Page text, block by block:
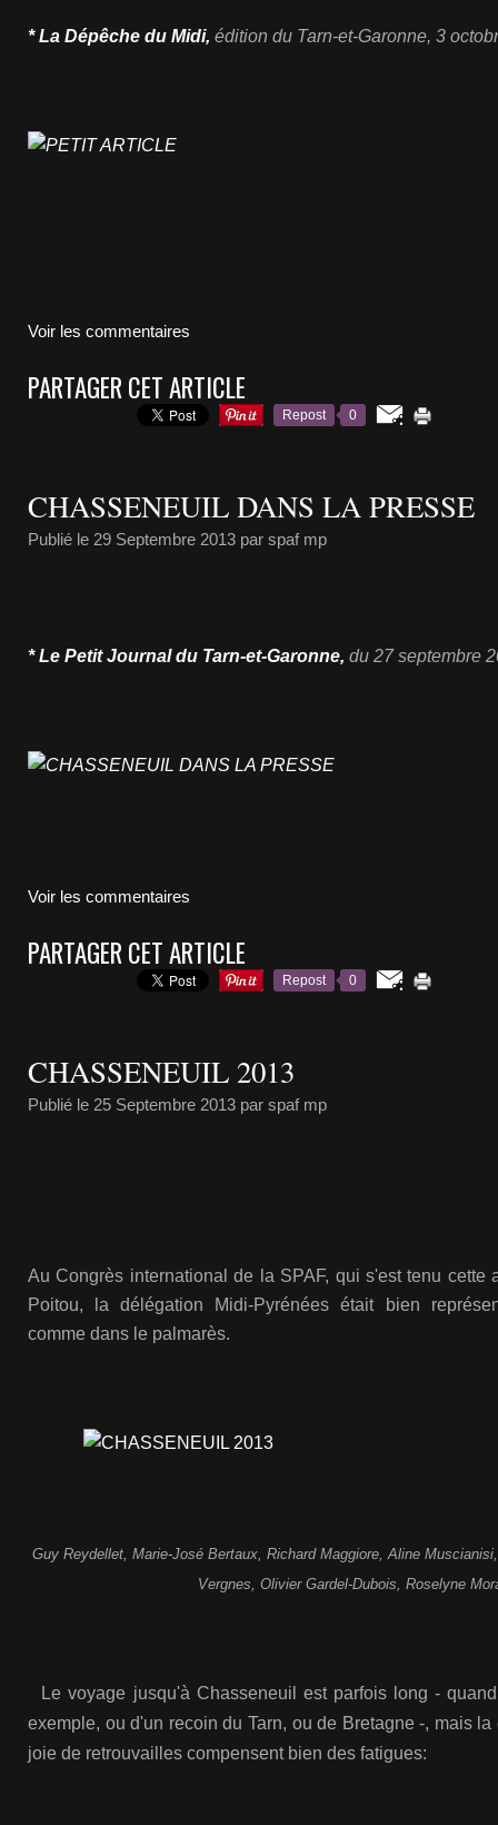
* La Dépêche du Midi, édition du Tarn-et-Garonne, 3
Voir les commentaires
PARTAGER CET ARTICLE
Repost 0
CHASSENEUIL DANS LA PRESSE
Publié le 29 Septembre 2013 par spaf mp
* Le Petit Journal du Tarn-et-Garonne, du 27 septembre
Voir les commentaires
PARTAGER CET ARTICLE
Repost 0
CHASSENEUIL 2013
Publié le 25 Septembre 2013 par spaf mp
Au Congrès international de la SPAF, qui s'est tenu cette
Poitou, la délégation Midi-Pyrénées était bien
comme dans le palmarès.
Guy Reydellet, Marie-José Bertaux, Richard Maggiore, Aline
Vergnes, Olivier Gardel-Dubois, Roselyne
Le voyage jusqu'à Chasseneuil
est parfois long -
exemple, ou d'un recoin du Tarn, ou de Bretagne -, mais
joie de retrouvailles compensent bien des fatigues: